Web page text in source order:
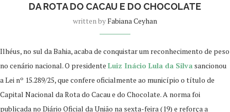
DA ROTA DO CACAU E DO CHOCOLATE
written byFabiana Ceyhan
Ilhéus, no sul da Bahia, acaba de conquistar um reconhecimento de peso
no cenário nacional. O presidente Luiz Inácio Lula da Silva sancionou
a Lei nº 15.289/25, que confere oficialmente ao município o título de
Capital Nacional da Rota do Cacau e do Chocolate. A norma foi
publicada no Diário Oficial da União na sexta-feira (19) e reforça a